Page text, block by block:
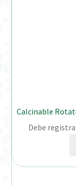
Calcinable
Debe